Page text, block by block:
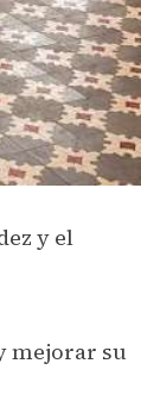
y el
mejorar su